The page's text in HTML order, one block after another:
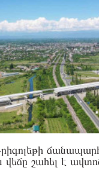
վեճը շահել է